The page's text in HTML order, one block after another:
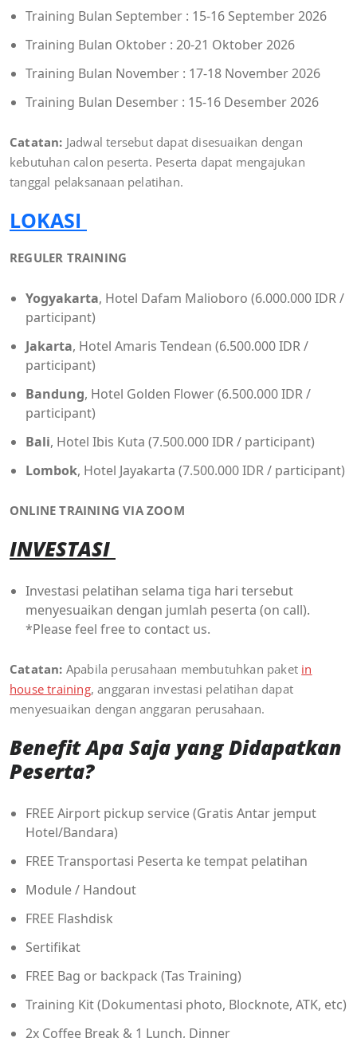
Training Bulan September : 15-16 September 2026
Training Bulan Oktober : 20-21 Oktober 2026
Training Bulan November : 17-18 November 2026
Training Bulan Desember : 15-16 Desember 2026
Catatan: Jadwal tersebut dapat disesuaikan dengan
kebutuhan calon peserta. Peserta dapat mengajukan
tanggal pelaksanaan pelatihan.
LOKASI
REGULER TRAINING
Yogyakarta, Hotel Dafam Malioboro (6.000.000 IDR /
participant)
Jakarta, Hotel Amaris Tendean (6.500.000 IDR /
participant)
Bandung, Hotel Golden Flower (6.500.000 IDR /
participant)
Bali, Hotel Ibis Kuta (7.500.000 IDR / participant)
Lombok, Hotel Jayakarta (7.500.000 IDR / participant)
ONLINE TRAINING VIA ZOOM
INVESTASI
Investasi pelatihan selama tiga hari tersebut
menyesuaikan dengan jumlah peserta (on call).
*Please feel free to contact us.
Catatan: Apabila perusahaan membutuhkan paket in
house training, anggaran investasi pelatihan dapat
menyesuaikan dengan anggaran perusahaan.
Benefit Apa Saja yang Didapatkan
Peserta?
FREE Airport pickup service (Gratis Antar jemput
Hotel/Bandara)
FREE Transportasi Peserta ke tempat pelatihan
Module / Handout
FREE Flashdisk
Sertifikat
FREE Bag or backpack (Tas Training)
Training Kit (Dokumentasi photo, Blocknote, ATK, etc)
2x Coffee Break & 1 Lunch, Dinner